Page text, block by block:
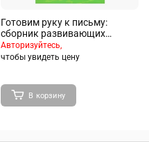
Готовим руку к письму:
сборник развивающих
заданий для дошкольников с
наклейками
Авторизуйтесь,
чтобы увидеть цену
В корзину